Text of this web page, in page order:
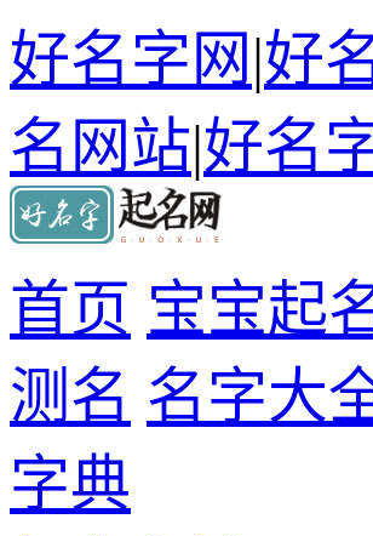
好名字网|好
名网站|好名
首页 宝宝起
测名 名字大
字典